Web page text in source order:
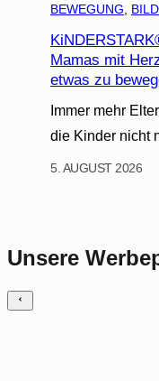
BEWEGUNG
Mamas mit
etwas zu
Immer mehr
die Kinder nicht
5. AUGUST 2026
Unsere